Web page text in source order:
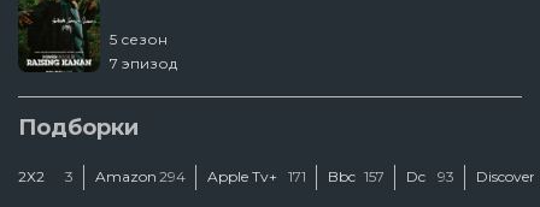
5 сезон
7 эпизод
Подборки
2Х2 3 Amazon 294 Apple Tv+ 171 Bbc 157 Dc 93